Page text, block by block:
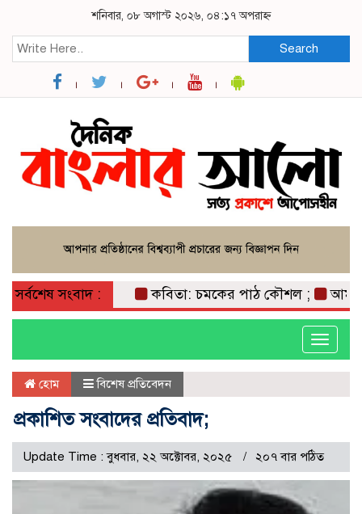
শনিবার, ০৮ অগাস্ট ২০২৬, ০৪:১৭ অপরাহ্ন
Search
সর্বশেষ সংবাদ : কবিতা: চমকের পাঠ কৌশল ; আমান
Toggle
হোম বিশেষ প্রতিবেদন
প্রকাশিত সংবাদের প্রতিবাদ;
Update Time : বুধবার, ২২ অক্টোবর, ২০২৫ ২০৭ বার পঠিত